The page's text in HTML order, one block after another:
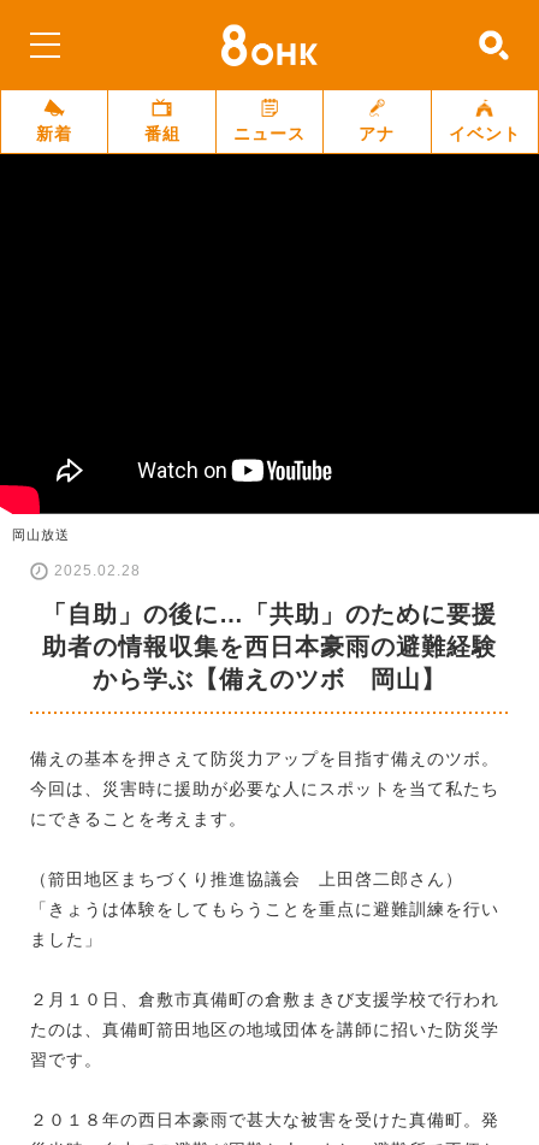
新着 番組 ニュース アナ イベント
岡山放送
2025.02.28
「自助」の後に…「共助」のために要援
助者の情報収集を西日本豪雨の避難経験
から学ぶ【備えのツボ 岡山】
備えの基本を押さえて防災力アップを目指す備えのツボ。
今回は、災害時に援助が必要な人にスポットを当て私たち
にできることを考えます。
（箭田地区まちづくり推進協議会 上田啓二郎さん）
「きょうは体験をしてもらうことを重点に避難訓練を行い
ました」
２月１０日、倉敷市真備町の倉敷まきび支援学校で行われ
たのは、真備町箭田地区の地域団体を講師に招いた防災学
習です。
２０１８年の西日本豪雨で甚大な被害を受けた真備町。発